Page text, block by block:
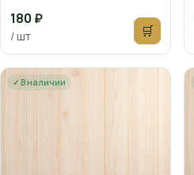
180 ₽
/ шт 🛒
✓ В наличии